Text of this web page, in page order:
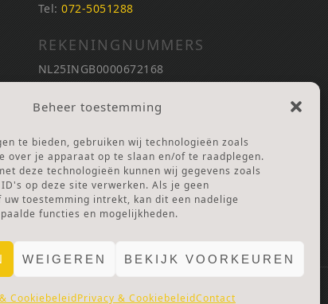
Beheer toestemming
te bieden, gebruiken wij technologieën zoals
over je apparaat op te slaan en/of te raadplegen.
deze technologieën kunnen wij gegevens zoals
op deze site verwerken. Als je geen
toestemming intrekt, kan dit een nadelige
functies en mogelijkheden.
WEIGEREN BEKIJK VOORKEUREN
CookiebeleidPrivacy & CookiebeleidContact
Tel: 072-5051288
REKENINGNUMMERS
NL25INGB0000672168
Ga naar Doneren
ANBI Stichting
RSIN nummer:002832987